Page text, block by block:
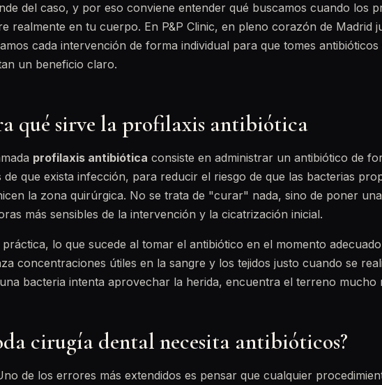
del caso, y por eso conviene entender qué buscamos cuando los
realmente en tu cuerpo. En P&P Clinic, en pleno corazón de Madrid
cada intervención de forma individual para que tomes
un beneficio claro.
qué sirve la profilaxis antibiótica
profilaxis antibiótica consiste en administrar un antibiótico de
de que exista infección, para reducir el riesgo de que las bacterias
la zona quirúrgica. No se trata de "curar" nada, sino de poner
más sensibles de la intervención y la cicatrización inicial.
práctica, lo que sucede al tomar el antibiótico en el momento
concentraciones útiles en la sangre y los tejidos justo cuando se
bacteria intenta aprovechar la herida, encuentra el terreno mucho
cirugía dental necesita antibióticos?
de los errores más extendidos es pensar que cualquier